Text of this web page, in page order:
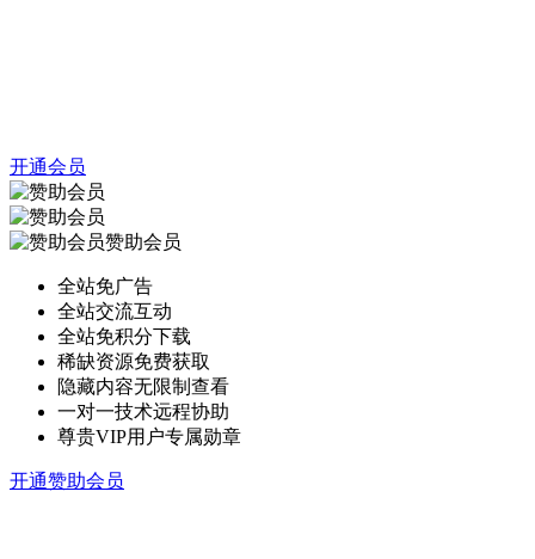
开通会员
赞助会员
全站免广告
全站交流互动
全站免积分下载
稀缺资源免费获取
隐藏内容无限制查看
一对一技术远程协助
尊贵VIP用户专属勋章
开通赞助会员